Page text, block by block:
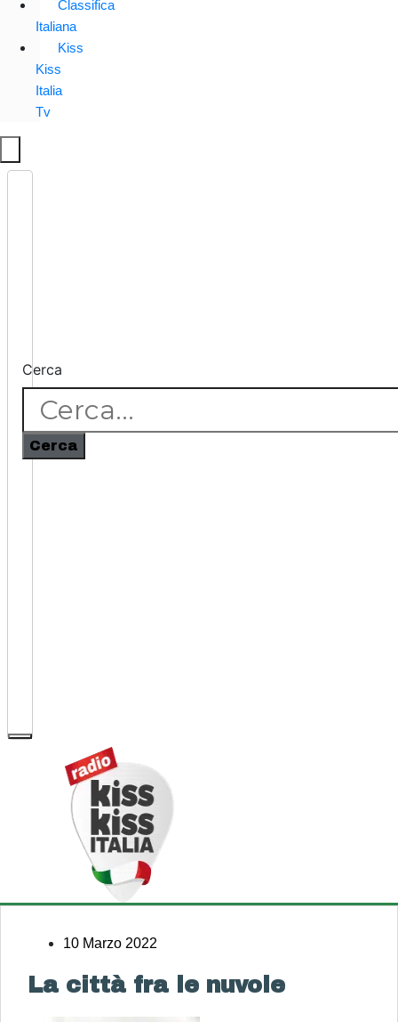
Classifica
Italiana
Kiss
Kiss
Italia
Tv
Cerca
Cerca
10 Marzo 2022
La città fra le nuvole